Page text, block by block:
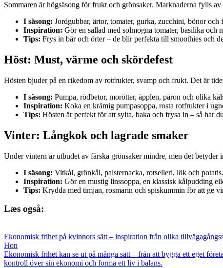
Sommaren är högsäsong för frukt och grönsaker. Marknaderna fylls
I säsong: Jordgubbar, ärtor, tomater, gurka, zucchini, bönor och
Inspiration: Gör en sallad med solmogna tomater, basilika
Tips: Frys in bär och örter – de blir perfekta till smoothies och
Höst: Must, värme och skördefest
Hösten bjuder på en rikedom av rotfrukter, svamp och frukt. Det är
I säsong: Pumpa, rödbetor, morötter, äpplen, päron och olika
Inspiration: Koka en krämig pumpasoppa, rosta rotfrukter i
Tips: Hösten är perfekt för att sylta, baka och frysa in – så har
Vinter: Långkok och lagrade smaker
Under vintern är utbudet av färska grönsaker mindre, men det
I säsong: Vitkål, grönkål, palsternacka, rotselleri, lök och potatis.
Inspiration: Gör en mustig linssoppa, en klassisk kålpudding
Tips: Krydda med timjan, rosmarin och spiskummin för att ge
Læs også:
Ekonomisk frihet på kvinnors sätt – inspiration från olika
Hon
Ekonomisk frihet kan se ut på många sätt – från att bygga ett eget
kontroll över sin ekonomi och forma ett liv i balans.